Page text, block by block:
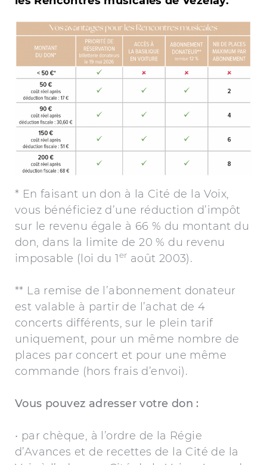
* En faisant un don à la Cité de la Voix,
vous bénéficiez d’une réduction d’impôt
sur le revenu égale à 66 % du montant du
don, dans la limite de 20 % du revenu
imposable (loi du 1er août 2003).
** La remise de l’abonnement donateur
est valable à partir de l’achat de 4
concerts différents, sur le plein tarif
uniquement, pour un même nombre de
places par concert et pour une même
commande (hors frais d’envoi).
Vous pouvez adresser votre don :
• par chèque, à l’ordre de la Régie
d’Avances et de recettes de la Cité de la